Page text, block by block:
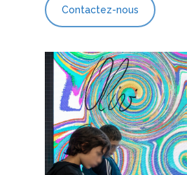
Contactez-nous